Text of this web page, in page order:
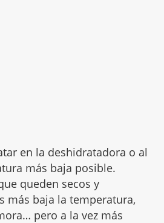
en la deshidratadora o al
más baja posible.
queden secos y
más baja la temperatura,
pero a la vez más